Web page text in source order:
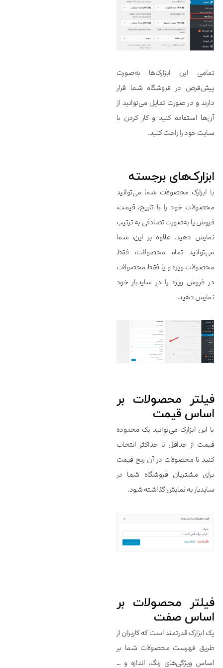
تمامی این ابزارک‌ها به‌صورت
پیش‌فرض در فروشگاه شما قرار
دارند و در صورت تمایل می‌توانید از
آن‌ها استفاده کنید و کار کردن با
سایت خود را راحت کنید.
ابزارک‌‌‌‌‌های برجسته
با ابزارک محصولات شما می‌توانید
محصولات خود را با تاریخ، قیمت،
فروش یا به‌صورت تصادفی به ترتیب
نمایش دهید. علاوه بر این، شما
می‌توانید تمام محصولات، فقط
محصولات ویژه و یا فقط محصولات
در فروش ویژه را در سایدبار خود
نمایش دهید.
فیلتر محصولات بر
اساس قیمت
با این ابزارک می‌توانید یک محدوده
قیمت از حداقل تا حداکثر انتخاب
کنید تا محصولات در آن رنج قیمت
برای مشتریان فروشگاه شما در
سایدبار به نمایش گذاشته شود.
فیلتر محصولات بر
اساس صفت
یک ابزارک قدرتمند است که کاربران از
طریق فهرست محصولات شما بر
اساس ویژگی‌های رنگ، اندازه و …